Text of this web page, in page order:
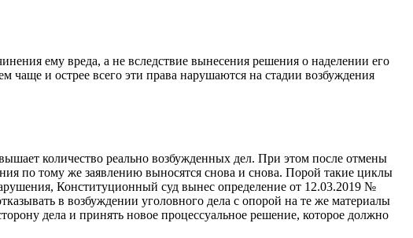
ему вреда, а не вследствие вынесения решения о наделении его
и острее всего эти права нарушаются на стадии возбуждения
количество реально возбужденных дел. При этом после отмены
по тому же заявлению выносятся снова и снова. Порой такие циклы
Конституционный суд вынес определение от 12.03.2019 №
в возбуждении уголовного дела с опорой на те же материалы
дела и принять новое процессуальное решение, которое должно